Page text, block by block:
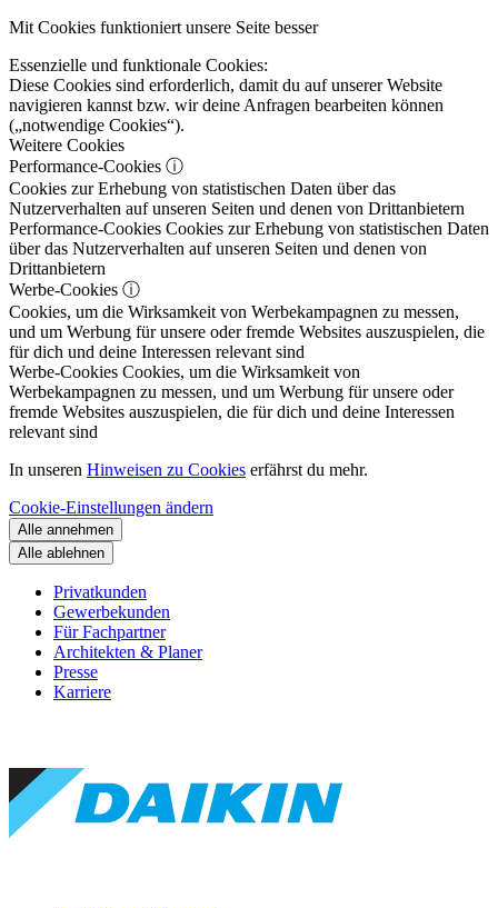
Mit Cookies funktioniert unsere Seite besser
Essenzielle und funktionale Cookies:
Diese Cookies sind erforderlich, damit du auf unserer Website
navigieren kannst bzw. wir deine Anfragen bearbeiten können
(„notwendige Cookies“).
Weitere Cookies
Performance-Cookies ⓘ
Cookies zur Erhebung von statistischen Daten über das
Nutzerverhalten auf unseren Seiten und denen von Drittanbietern
Performance-Cookies Cookies zur Erhebung von statistischen Daten
über das Nutzerverhalten auf unseren Seiten und denen von
Drittanbietern
Werbe-Cookies ⓘ
Cookies, um die Wirksamkeit von Werbekampagnen zu messen,
und um Werbung für unsere oder fremde Websites auszuspielen, die
für dich und deine Interessen relevant sind
Werbe-Cookies Cookies, um die Wirksamkeit von
Werbekampagnen zu messen, und um Werbung für unsere oder
fremde Websites auszuspielen, die für dich und deine Interessen
relevant sind
In unseren Hinweisen zu Cookies erfährst du mehr.
Cookie-Einstellungen ändern
Alle annehmen
Alle ablehnen
Privatkunden
Gewerbekunden
Für Fachpartner
Architekten & Planer
Presse
Karriere